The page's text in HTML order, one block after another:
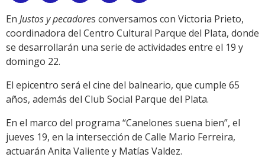
Link
En Justos y pecadores conversamos con Victoria Prieto,
coordinadora del Centro Cultural Parque del Plata, donde
se desarrollarán una serie de actividades entre el 19 y
domingo 22.
El epicentro será el cine del balneario, que cumple 65
años, además del Club Social Parque del Plata.
En el marco del programa “Canelones suena bien”, el
jueves 19, en la intersección de Calle Mario Ferreira,
actuarán Anita Valiente y Matías Valdez.